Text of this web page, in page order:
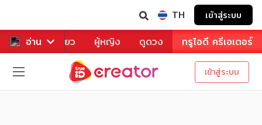
TH เข้าสู่ระบบ
อ่าน
หาร ท่องเที่ยว ผู้หญิง ดูดวง ทรูไอดี ครีเอเตอร์
เข้าสู่ระบบ